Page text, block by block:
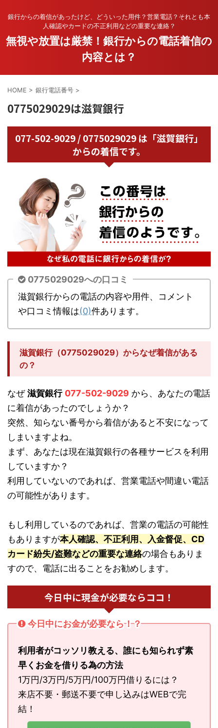
銀行からの着信があったけど、どういった用件？営業電話？それとも本
人確認やカードの不正利用などの重要な連絡？
無視や放置は厳禁！銀行からの電話着信の
内容とは？
HOME > 銀行電話番号 >
0775029029は滋賀銀行
077-502-9029 / 0775029029 は「滋賀銀行」
からの着信です。
0775029029への口コミ
滋賀銀行からの電話の内容や用件、コメント
や口コミ情報は(0)件あります。
滋賀銀行（0775029029）からなぜ着信がある
の？
なぜ滋賀銀行 077-502-9029 から、あなたの電話
に着信があったのでしょうか？
突然、知らない番号から着信があると不安になって
しまいますよね。
まず、あなたは現在滋賀銀行の各種サービスを利用
していますか？
利用していないのであれば、営業電話や間違い電話
の可能性があります。
もし利用しているのであれば、営業の電話の可能性
もありますが本人確認、不正利用、入金督促、CD
カード紛失/盗難などの重要な連絡の場合もありま
すので、電話に出ることをお勧めします。
今日中に現金が必要ならココ！
今日中にお金が必要なら！？
利用者がコッソリ教える、誰にも知られず素
早くお金を借りる為の方法
1万円/3万円/5万円/100万円借りるには？
来店不要・郵送不要で申し込みはWEBで完
結！